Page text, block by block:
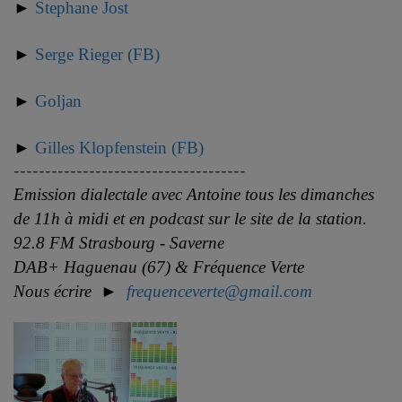
► Stephane Jost
► Serge Rieger (FB)
► Goljan
► Gilles Klopfenstein (FB)
-------------------------------------
Emission dialectale avec Antoine tous les dimanches
de 11h à midi et en podcast sur le site de la station.
92.8 FM Strasbourg - Saverne
DAB+ Haguenau (67) & Fréquence Verte
Nous écrire ► frequenceverte@gmail.com